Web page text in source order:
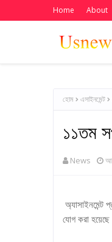
Home About
হোম এসাইনমেন্ট
১১তম
News
যোগ করা